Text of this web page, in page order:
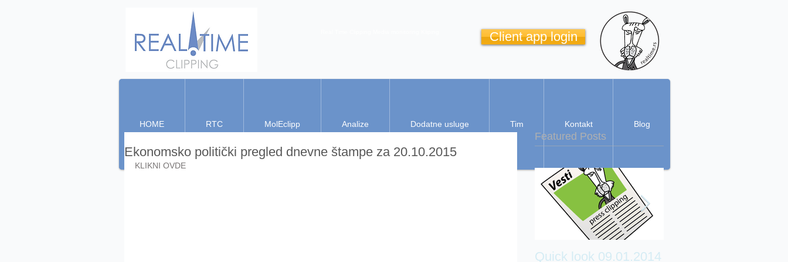
Client app login
HOME RTC MolEclipp Analize Dodatne usluge Tim Kontakt Blog
Ekonomsko politički pregled dnevne štampe za 20.10.2015
KLIKNI OVDE
Featured Posts
Quick look 09.01.2014